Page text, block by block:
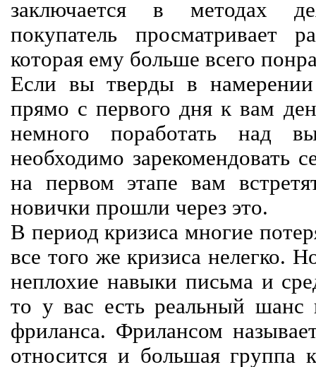
заключается в методах
покупатель просматривает
которая ему больше всего
Если вы тверды в
прямо с первого дня к вам
немного поработать над
необходимо зарекомендовать
на первом этапе вам
новички прошли через это.
В период кризиса многие
все того же кризиса нелегко.
неплохие навыки письма и
то у вас есть реальный шанс
фриланса. Фрилансом
относится и большая группа